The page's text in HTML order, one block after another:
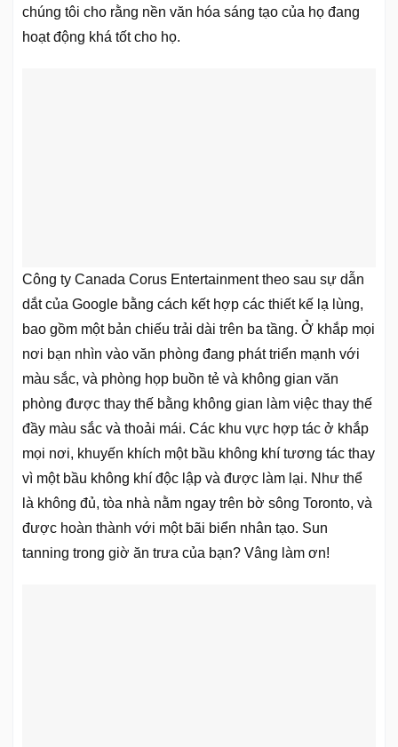
chúng tôi cho rằng nền văn hóa sáng tạo của họ đang
hoạt động khá tốt cho họ.
Công ty Canada Corus Entertainment theo sau sự dẫn
dắt của Google bằng cách kết hợp các thiết kế lạ lùng,
bao gồm một bản chiếu trải dài trên ba tầng. Ở khắp mọi
nơi bạn nhìn vào văn phòng đang phát triển mạnh với
màu sắc, và phòng họp buồn tẻ và không gian văn
phòng được thay thế bằng không gian làm việc thay thế
đầy màu sắc và thoải mái. Các khu vực hợp tác ở khắp
mọi nơi, khuyến khích một bầu không khí tương tác thay
vì một bầu không khí độc lập và được làm lại. Như thể
là không đủ, tòa nhà nằm ngay trên bờ sông Toronto, và
được hoàn thành với một bãi biển nhân tạo. Sun
tanning trong giờ ăn trưa của bạn? Vâng làm ơn!